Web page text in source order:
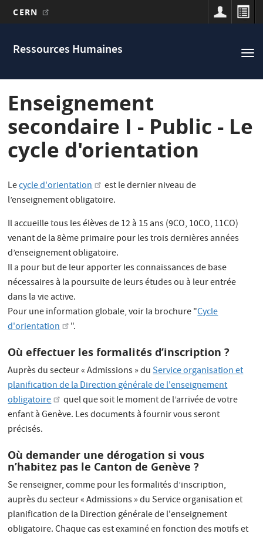
contenu
CERN
Ressources Humaines
navigation
Enseignement
secondaire I - Public - Le
cycle d'orientation
Lecycle d'orientation
est le dernier niveau de
l’enseignement obligatoire.
Il accueille tous les élèves de 12 à 15 ans (9CO, 10CO, 11CO)
venant de la 8ème primaire pour les trois dernières années
d’enseignement obligatoire.
Il a pour but de leur apporter les connaissances de base
nécessaires à la poursuite de leurs études ou à leur entrée
dans la vie active.
Pour une information globale, voir la brochure "Cycle
d'orientation
".
Où effectuer les formalités d’inscription ?
Auprès du secteur « Admissions » duService organisation et
planification de la Direction générale de l'enseignement
obligatoire
quel que soit le moment de l’arrivée de votre
enfant à Genève. Les documents à fournir vous seront
précisés.
Où demander une dérogation si vous
n’habitez pas le Canton de Genève ?
Se renseigner, comme pour les formalités d’inscription,
auprès du secteur « Admissions » du Service organisation et
planification de la Direction générale de l'enseignement
obligatoire. Chaque cas est examiné en fonction des motifs et